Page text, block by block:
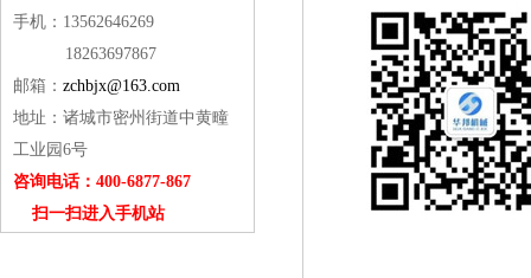
手机：13562646269
18263697867
邮箱： zchbjx@163.com
地址：诸城市密州街道中黄疃
工业园6号
咨询电话：400-6877-867
扫一扫进入手机站